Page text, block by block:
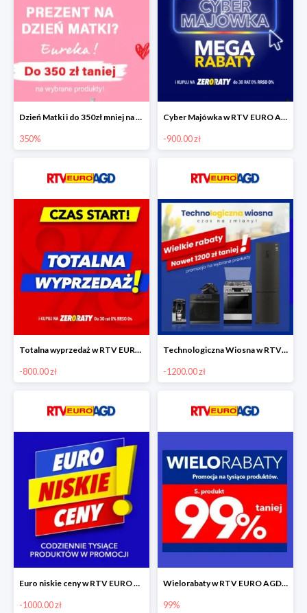
Dzień Matki i do 350zł mniej na wybrane produkty
350%
Cyber Majówka w RTV EURO AGD do -900 zł
-900.00 zł
Totalna wyprzedaż w RTV EURO AGD do -800 zł
-800.00 zł
Technologiczna Wiosna w RTV EURO AGD - rabaty do -1200 zł
-1200.00 zł
Euro niskie ceny w RTV EURO AGD do -1000 zł
-1000.00 zł
Wielorabaty w RTV EURO AGD - piąty produkt -99%
99%